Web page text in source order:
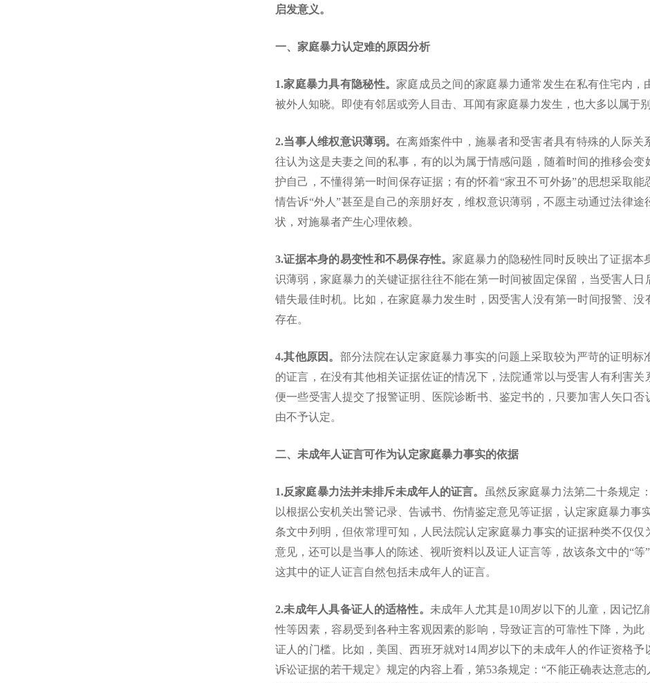
启发意义。
一、家庭暴力认定难的原因分析
1.家庭暴力具有隐秘性。 家庭成员之间的家庭暴力通常发生在私有住宅内
被外人知晓。即使有邻居或旁人目击、耳闻有家庭暴力发生，也大多以属于
2.当事人维权意识薄弱。在离婚案件中，施暴者和受害者具有特殊的人际
往认为这是夫妻之间的私事，有的以为属于情感问题，随着时间的推移会
护自己，不懂得第一时间保存证据；有的怀着“家丑不可外扬”的思想采取
情告诉“外人”甚至是自己的亲朋好友，维权意识薄弱，不愿主动通过法律
状，对施暴者产生心理依赖。
3.证据本身的易变性和不易保存性。 家庭暴力的隐秘性同时反映出了证据
识薄弱，家庭暴力的关键证据往往不能在第一时间被固定保留，当受害人
错失最佳时机。比如，在家庭暴力发生时，因受害人没有第一时间报警、
存在。
4.其他原因。 部分法院在认定家庭暴力事实的问题上采取较为严苛的证明标
的证言，在没有其他相关证据佐证的情况下，法院通常以与受害人有利害
便一些受害人提交了报警证明、医院诊断书、鉴定书的，只要加害人矢口
由不予认定。
二、未成年人证言可作为认定家庭暴力事实的依据
1.反家庭暴力法并未排斥未成年人的证言。 虽然反家庭暴力法第二十条规定：
以根据公安机关出警记录、告诫书、伤情鉴定意见等证据，认定家庭暴力事
条文中列明，但依常理可知，人民法院认定家庭暴力事实的证据种类不仅
意见，还可以是当事人的陈述、视听资料以及证人证言等，故该条文中的“等
这其中的证人证言自然包括未成年人的证言。
2.未成年人具备证人的适格性。 未成年人尤其是10周岁以下的儿童，因记
性等因素，容易受到各种主客观因素的影响，导致证言的可靠性下降，为
证人的门槛。比如，美国、西班牙就对14周岁以下的未成年人的作证资格
诉讼证据的若干规定》规定的内容上看，第53条规定：“不能正确表达意志